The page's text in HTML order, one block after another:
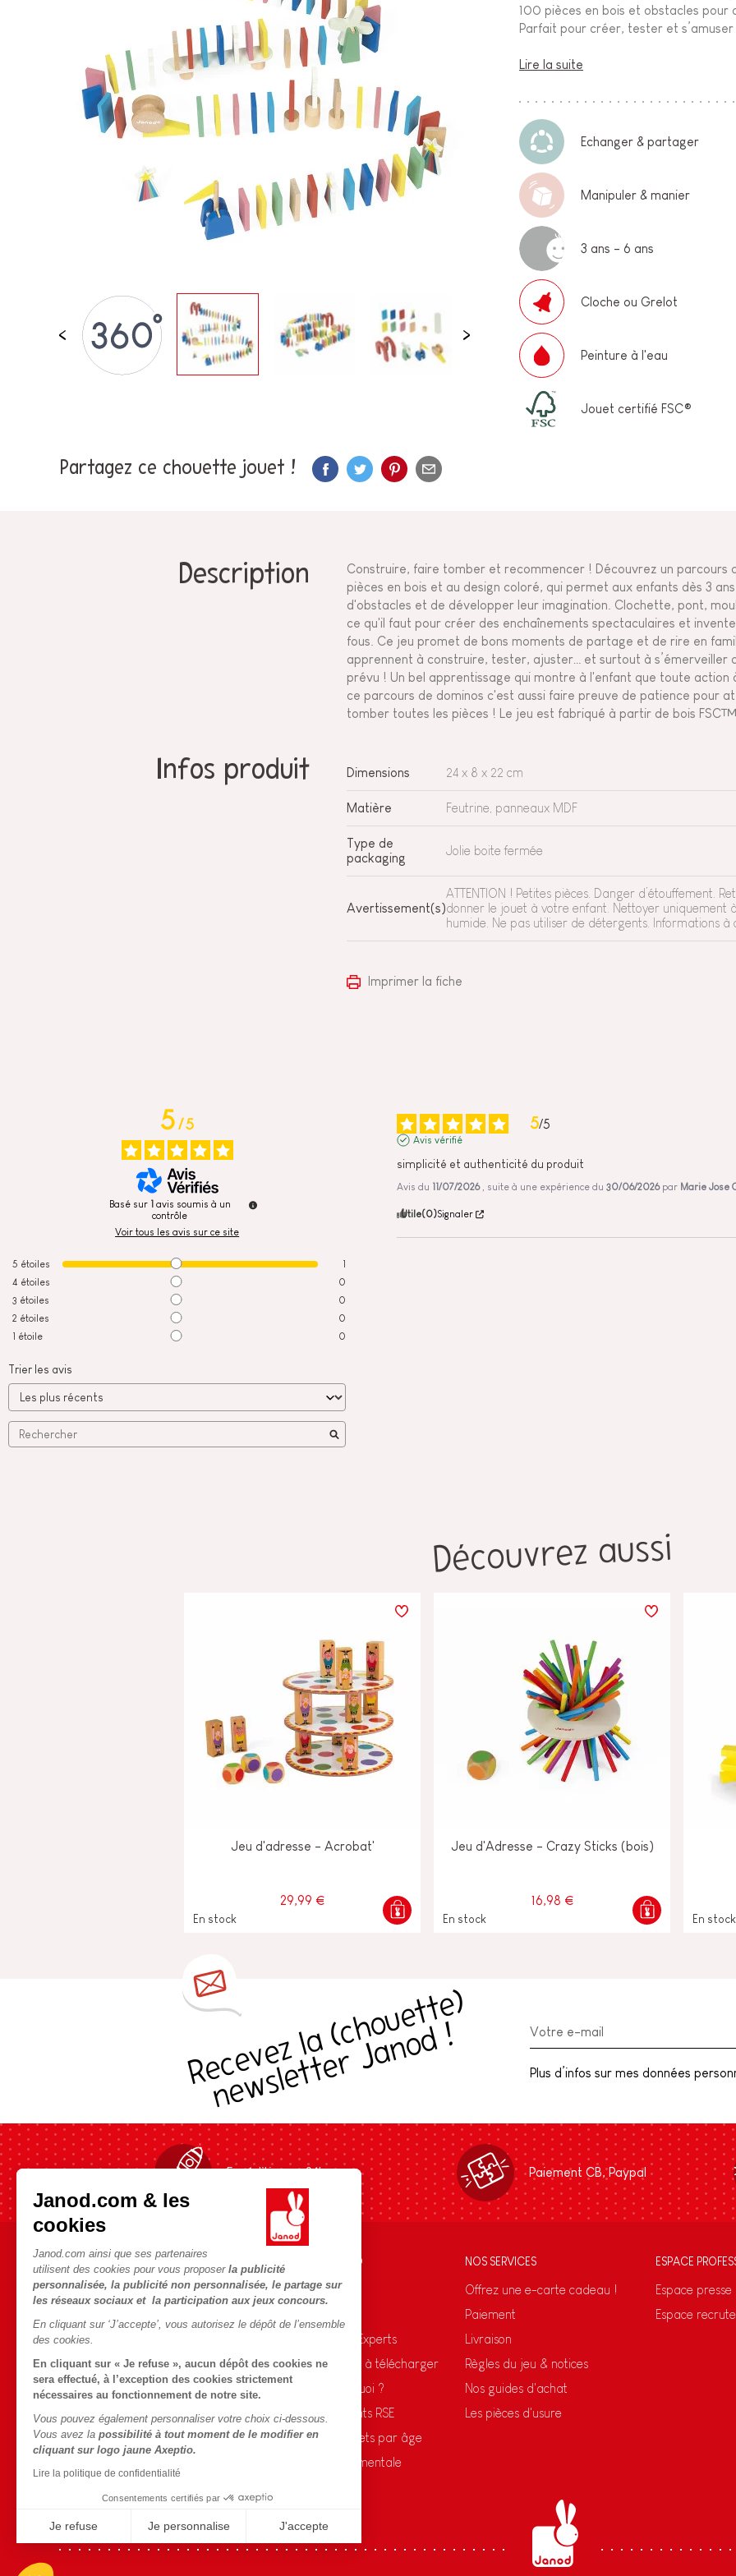
Janod.com & les
cookies
Janod.com ainsi que ses partenaires
utilisent des cookies pour vous proposer la publicité
personnalisée, la publicité non personnalisée, le partage sur
les réseaux sociaux et la participation aux jeux concours.
En cliquant sur ‘J’accepte’, vous autorisez le dépôt de l’ensemble
des cookies.
En cliquant sur « Je refuse », aucun dépôt des cookies ne
sera effectué, à l’exception des cookies strictement
nécessaires au fonctionnement de notre site.
Vous pouvez également personnaliser votre choix ci-dessous.
Vous avez la possibilité à tout moment de le modifier en
cliquant sur logo jaune Axeptio.
Lire la politique de confidentialité
Consentements certifiés par
Je refuse Je personnalise J'accepte
Axeptio consent
Plateforme de Gestion du Consentement : Personnalisez vos Options
Notre plateforme vous permet d'adapter et de gérer vos paramètres de confidentialité, en garantissant la conformité avec
JOUETS D'ÉVEIL
JOUETS D'IMITATION
IMAGINATION
TABLEAUX, MOBILIER &
DECO
100 pièces en bois et obstacles pour
Parfait pour créer, tester et
Lire la suite
Echanger & partager
Manipuler & manier
3 ans - 6 ans
Cloche ou Grelot
Peinture à l'eau
Jouet certifié FSC®
Partagez ce chouette jouet !
Description
Construire, faire tomber et recommencer ! Découvrez un parcours
pièces en bois et au design coloré, qui permet aux enfants dès 3
d'obstacles et de développer leur imagination. Clochette, pont,
ce qu'il faut pour créer des enchaînements spectaculaires et
fous. Ce jeu promet de bons moments de partage et de rire en
apprennent à construire, tester, ajuster… et surtout à s’émerveiller
prévu ! Un bel apprentissage qui montre à l'enfant que toute action
ce parcours de dominos c'est aussi faire preuve de patience pour
tomber toutes les pièces ! Le jeu est fabriqué à partir de bois
Infos produit Dimensions 24 x 8 x 22 cm
Matière Feutrine, panneaux MDF
Type de
packaging
Jolie boite fermée
Avertissement(s)
ATTENTION ! Petites pièces. Danger d’étouffement.
donner le jouet à votre enfant. Nettoyer uniquement
humide. Ne pas utiliser de détergents. Informations à
Imprimer la fiche
5/5
Basé sur 1 avis soumis à un
contrôle
Voir tous les avis sur ce site
5 étoiles
1
4 étoiles
0
3 étoiles
0
2 étoiles
0
1 étoile 0
Trier les avis
5/5
Avis vérifié
simplicité et authenticité du produit
Avis du 11/07/2026 , suite à une expérience du30/06/2026 par Marie Jose
Utile(0)Signaler
Découvrez aussi
Jeu d'adresse - Acrobat'
29,99 €
En stock
Jeu d'Adresse - Crazy Sticks (bois)
16,98 €
En stock En stock
R
e
c
e
v
e
z
l
a
(
c
h
o
u
e
t
t
e
)
n
e
w
sl
e
t
t
e
r
J
a
n
o
d
! Plus d’infos sur mes données
Expédition en 24h Paiement CB, Paypal
AIDE ET INFORMATIONS
CGV
Contact
Points de vente
Rappel Produits
Conditions des offres
Données personnelles
L'UNIVERS JANOD
L'histoire
Blog Conseils d'Experts
Activités enfants à télécharger
Le FSC®, c'est quoi ?
Nos engagements RSE
Sélection de jouets par âge
Fiche environnementale
NOS SERVICES
Offrez une e-carte cadeau !
Paiement
Livraison
Règles du jeu & notices
Nos guides d'achat
Les pièces d'usure
ESPACE
Espace presse
Espace